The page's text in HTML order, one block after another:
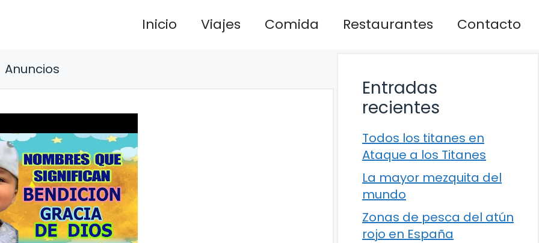
Inicio Viajes Comida Restaurantes Contacto
Anuncios
Entradas
recientes
Todos los titanes en
Ataque a los Titanes
La mayor mezquita del
mundo
Zonas de pesca del atún
rojo en España